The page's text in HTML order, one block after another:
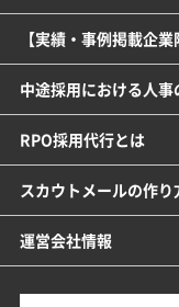
【実績・事例掲載企
中途採用における人事
RPO採用代行とは
スカウトメールの作り
運営会社情報